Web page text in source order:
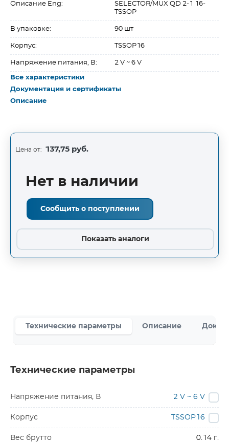
Описание Eng:
SELECTOR/MUX QD 2-1 16-
TSSOP
В упаковке: 90 шт
Корпус: TSSOP16
Напряжение питания, В: 2 V ~ 6 V
Все характеристики
Документация и сертификаты
Описание
Цена от: 137,75 руб.
Нет в наличии
Сообщить о поступлении
Показать аналоги
Технические параметры Описание
Технические параметры
Напряжение питания, В 2 V ~ 6 V
Корпус TSSOP16
Вес брутто 0.14 г.